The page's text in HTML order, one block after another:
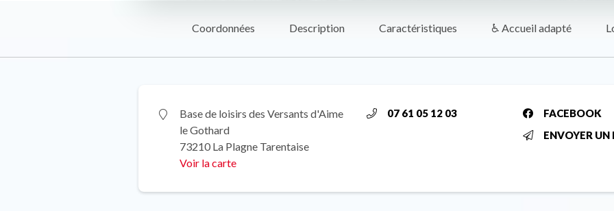
Coordonnées Description Caractéristiques ♿ Accueil adapté
Base de loisirs des Versants d'Aime
le Gothard
73210 La Plagne Tarentaise
Voir la carte
07 61 05 12 03
FACEBOOK
ENVOYER UN